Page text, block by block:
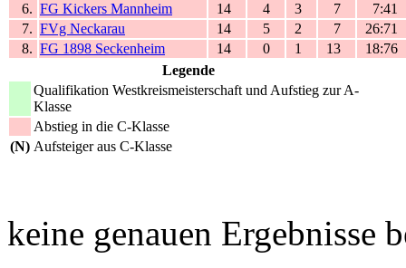
6. FG Kickers Mannheim 14 4 3 7
7:41
7. FVg Neckarau 14 5 2 7
26:71
8. FG 1898 Seckenheim 14 0 1 13
18:76
Legende
Qualifikation Westkreismeisterschaft und Aufstieg zur A-
Klasse
Abstieg in die C-Klasse
(N) Aufsteiger aus C-Klasse
keine genauen Ergebnisse